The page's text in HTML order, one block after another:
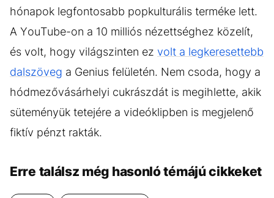
hónapok legfontosabb popkulturális terméke lett.
A YouTube-on a 10 milliós nézettséghez közelít,
és volt, hogy világszinten ez volt a legkeresettebb
dalszöveg a Genius felületén. Nem csoda, hogy a
hódmezővásárhelyi cukrászdát is megihlette, akik
süteményük tetejére a videóklipben is megjelenő
fiktív pénzt rakták.
Erre találsz még hasonló témájú cikkeket